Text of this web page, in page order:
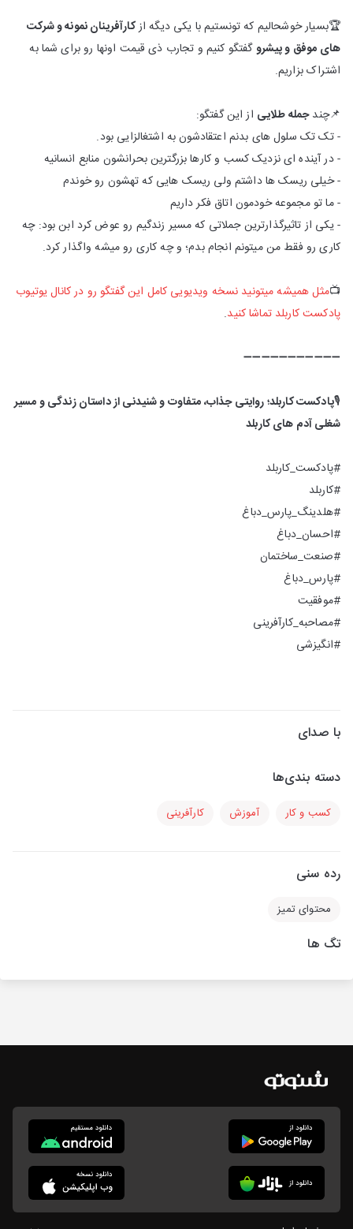
🏆بسیار خوشحالیم که تونستیم با یکی دیگه ازکارآفرینان نمونه و شرکت
های موفق و پیشروگفتگو کنیم و تجارب ذی قیمت اونها رو برای شما به
اشتراک بزاریم.
📌چندجمله طلایی از این گفتگو:
- تک تک سلول های بدنم اعتقادشون به اشتغالزایی بود.
- در آینده ای نزدیک کسب و کارها بزرگترین بحرانشون منابع انسانیه
- خیلی ریسک ها داشتم ولی ریسک هایی که تهشون رو خوندم
- ما تو مجموعه خودمون اتاق فکر داریم
- یکی از تاثیرگذارترین جملاتی که مسیر زندگیم رو عوض کرد ابن بود: چه
کاری رو فقط من میتونم انجام بدم؛ و چه کاری رو میشه واگذار کرد.
📺مثل همیشه میتونید نسخه ویدیویی کامل این گفتگو رو در کانال یوتیوب
پادکست کاربلد تماشا کنید.
➖➖➖➖➖➖➖➖➖➖➖
🎙پادکست کاربلد؛ روایتی جذاب، متفاوت و شنیدنی از داستان زندگی و مسیر
شغلی آدم های کاربلد
#پادکست_کاربلد
#کاربلد
#هلدینگ_پارس_دباغ
#احسان_دباغ
#صنعت_ساختمان
#پارس_دباغ
#موفقیت
#مصاحبه_کارآفرینی
#انگیزشی
با صدای
دسته بندی‌ها
کسب و کار آموزش کارآفرینی
رده سنی
محتوای تمیز
تگ ها